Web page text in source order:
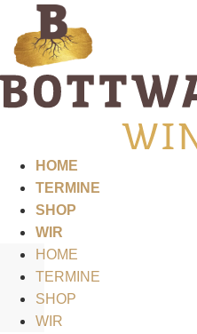
Inhalt
springen
HOME
TERMINE
SHOP
WIR
HOME
TERMINE
SHOP
WIR